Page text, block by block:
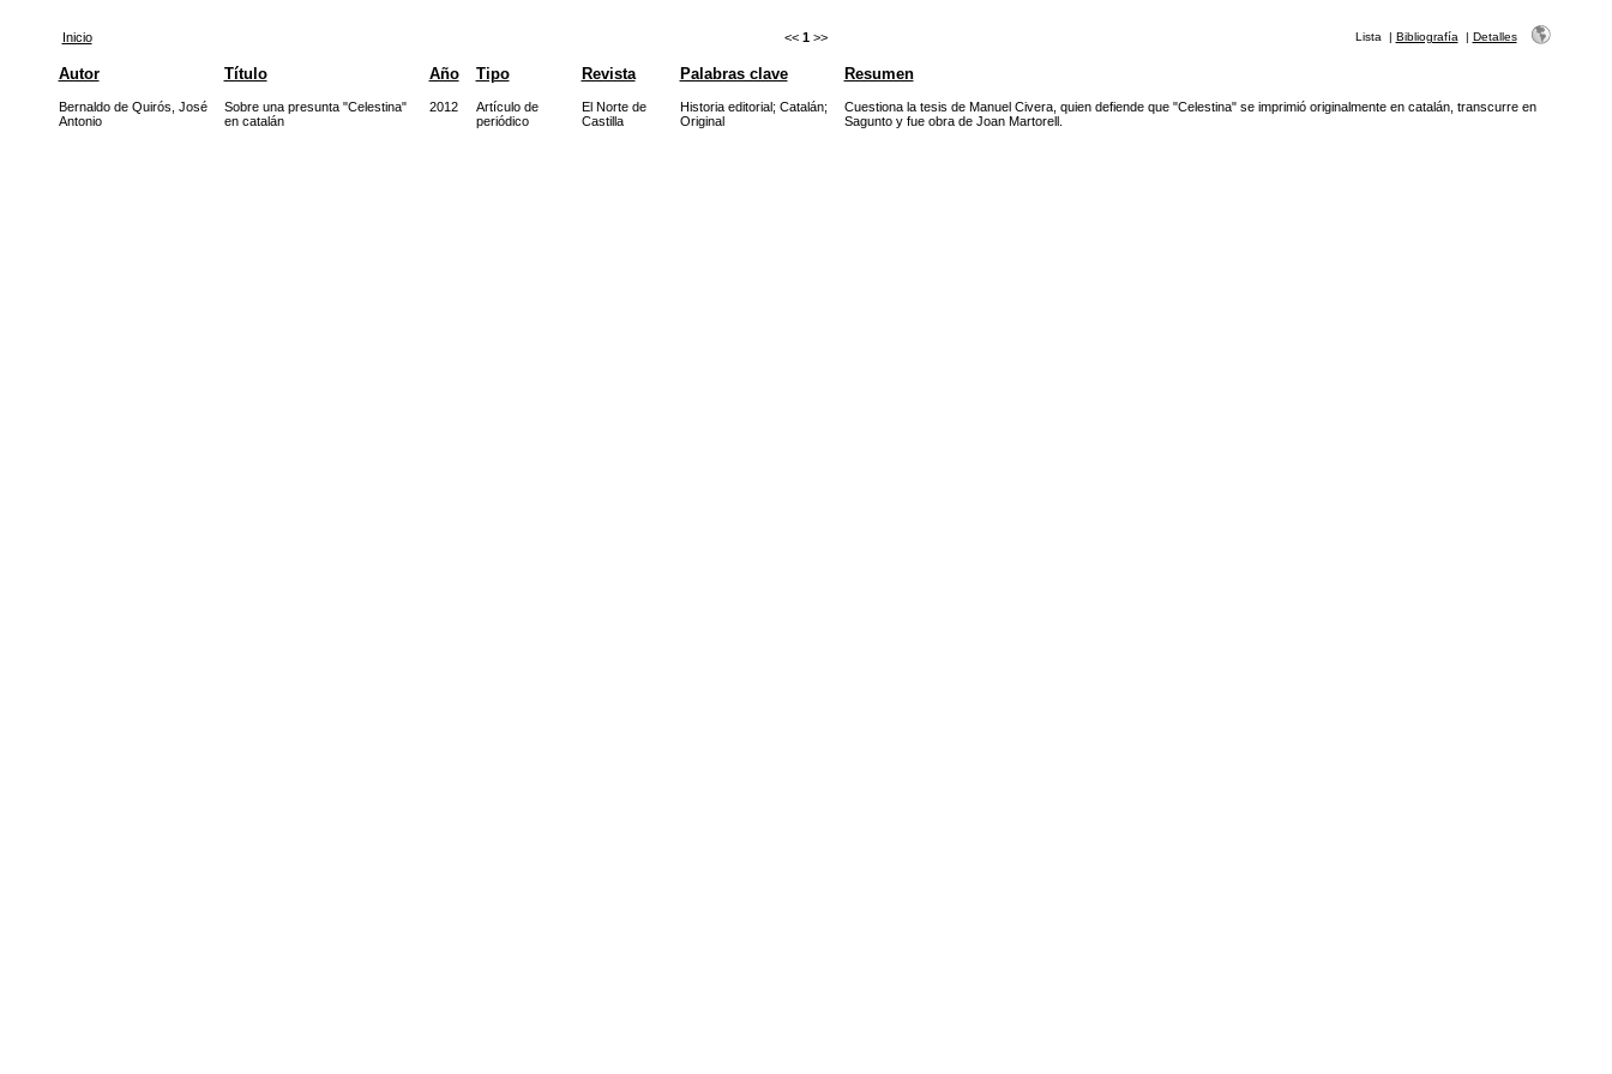
Inicio << 1 >> Lista | Bibliografía | Detalles
Autor Título Año Tipo Revista Palabras clave Resumen
Bernaldo de Quirós, José
Antonio
Sobre una presunta "Celestina"
en catalán
2012
Artículo de
periódico
El Norte de
Castilla
Historia editorial; Catalán;
Original
Cuestiona la tesis de Manuel Civera, quien defiende que "Celestina" se imprimió originalmente en catalán, transcurre en
Sagunto y fue obra de Joan Martorell.